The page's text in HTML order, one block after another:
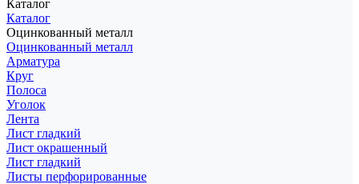
Каталог
Каталог
Оцинкованный металл
Оцинкованный металл
Арматура
Круг
Полоса
Уголок
Лента
Лист гладкий
Лист окрашенный
Лист гладкий
Листы перфорированные